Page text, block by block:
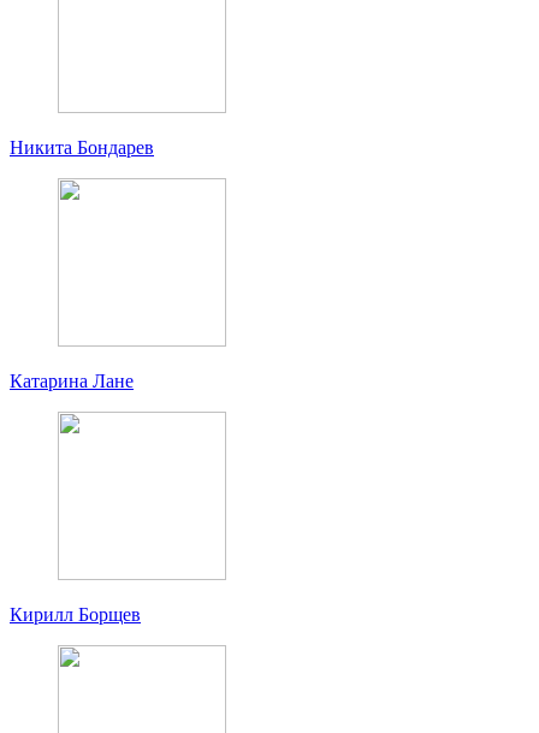
Никита Бондарев
Катарина Лане
Кирилл Борщев